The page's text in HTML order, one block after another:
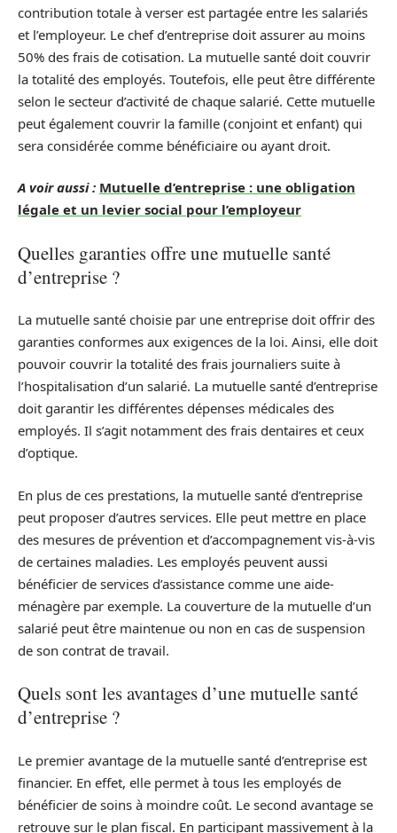
contribution totale à verser est partagée entre les salariés
et l’employeur. Le chef d’entreprise doit assurer au moins
50% des frais de cotisation. La mutuelle santé doit couvrir
la totalité des employés. Toutefois, elle peut être différente
selon le secteur d’activité de chaque salarié. Cette mutuelle
peut également couvrir la famille (conjoint et enfant) qui
sera considérée comme bénéficiaire ou ayant droit.
A voir aussi : Mutuelle d’entreprise : une obligation
légale et un levier social pour l’employeur
Quelles garanties offre une mutuelle santé
d’entreprise ?
La mutuelle santé choisie par une entreprise doit offrir des
garanties conformes aux exigences de la loi. Ainsi, elle doit
pouvoir couvrir la totalité des frais journaliers suite à
l’hospitalisation d’un salarié. La mutuelle santé d’entreprise
doit garantir les différentes dépenses médicales des
employés. Il s’agit notamment des frais dentaires et ceux
d’optique.
En plus de ces prestations, la mutuelle santé d’entreprise
peut proposer d’autres services. Elle peut mettre en place
des mesures de prévention et d’accompagnement vis-à-vis
de certaines maladies. Les employés peuvent aussi
bénéficier de services d’assistance comme une aide-
ménagère par exemple. La couverture de la mutuelle d’un
salarié peut être maintenue ou non en cas de suspension
de son contrat de travail.
Quels sont les avantages d’une mutuelle santé
d’entreprise ?
Le premier avantage de la mutuelle santé d’entreprise est
financier. En effet, elle permet à tous les employés de
bénéficier de soins à moindre coût. Le second avantage se
retrouve sur le plan fiscal. En participant massivement à la